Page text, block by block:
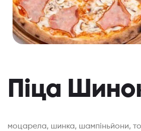
Піца
моцарела, шинка, шампіньйони,